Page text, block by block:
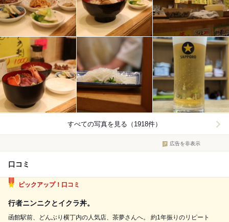
すべての写真を見る（1918件）
広告を非表示
口コミ
ピックアップ！口コミ
行者ニンニクとイクラ丼。
函館駅前、どんぶり横丁内の人気店、茶夢さんへ。 約1年振りのリピート